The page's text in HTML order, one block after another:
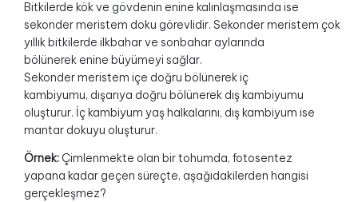
Bitkilerde kök ve gövdenin enine kalınlaşmasında ise
sekonder meristem doku görevlidir. Sekonder meristem çok
yıllık bitkilerde ilkbahar ve sonbahar aylarında
bölünerek enine büyümeyi sağlar.
Sekonder meristem içe doğru bölünerek iç
kambiyumu, dışarıya doğru bölünerek dış kambiyumu
oluşturur. İç kambiyum yaş halkalarını, dış kambiyum ise
mantar dokuyu oluşturur.
Örnek:Çimlenmekte olan bir tohumda, fotosentez
yapana kadar geçen süreçte, aşağıdakilerden hangisi
gerçekleşmez?